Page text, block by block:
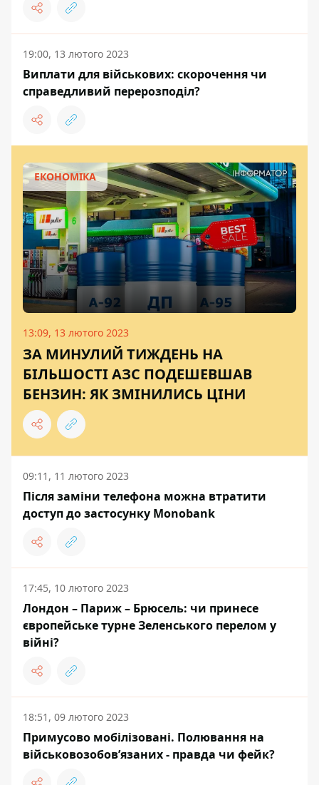
19:00, 13 лютого 2023
Виплати для військових: скорочення чи
справедливий перерозподіл?
ЕКОНОМІКА
13:09, 13 лютого 2023
ЗА МИНУЛИЙ ТИЖДЕНЬ НА
БІЛЬШОСТІ АЗС ПОДЕШЕВШАВ
БЕНЗИН: ЯК ЗМІНИЛИСЬ ЦІНИ
09:11, 11 лютого 2023
Після заміни телефона можна втратити
доступ до застосунку Monobank
17:45, 10 лютого 2023
Лондон – Париж – Брюсель: чи принесе
європейське турне Зеленського перелом у
війні?
18:51, 09 лютого 2023
Примусово мобілізовані. Полювання на
військовозобов’язаних - правда чи фейк?